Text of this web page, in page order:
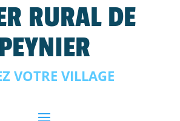
RURAL DE
PEYNIER
VOTRE VILLAGE